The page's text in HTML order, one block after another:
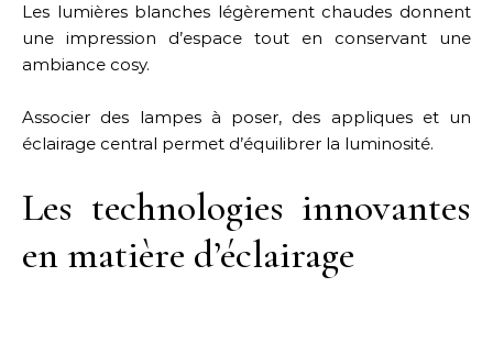
Les lumières blanches légèrement chaudes donnent
une impression d’espace tout en conservant une
ambiance cosy.
Associer des lampes à poser, des appliques et un
éclairage central permet d’équilibrer la luminosité.
Les technologies innovantes
en matière d’éclairage